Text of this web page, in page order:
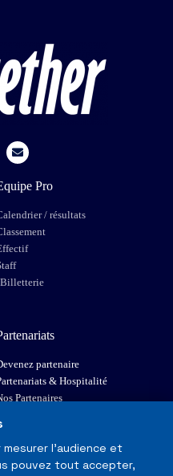
Pro
/ résultats
Billetterie
partenaire
& Hospitalité
Partenaires
l'audience et
pouvez tout accepter,